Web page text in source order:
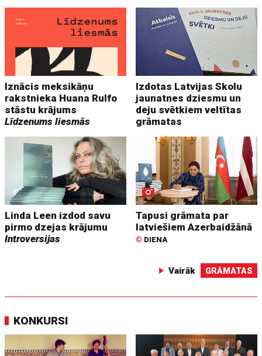
Iznācis meksikāņu
rakstnieka Huana Rulfo
stāstu krājums
Līdzenums liesmās
Izdotas Latvijas Skolu
jaunatnes dziesmu un
deju svētkiem veltītas
grāmatas
Linda Leen izdod savu
pirmo dzejas krājumu
Introversijas
Tapusi grāmata par
latviešiem Azerbaidžānā
© DIENA
Vairāk GRĀMATAS
KONKURSI